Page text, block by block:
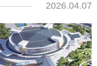
2026.04.07